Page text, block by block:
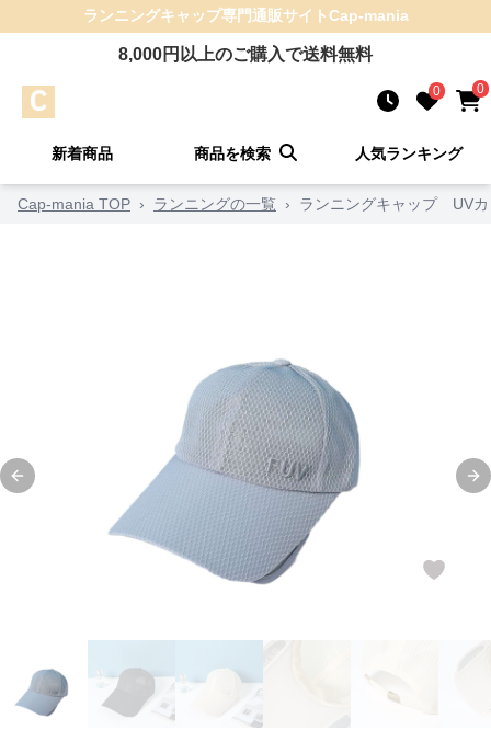
ランニングキャップ専門通販サイトCap-mania
8,000円以上のご購入で送料無料
0 0
新着商品 商品を検索 人気ランキング
Cap-mania TOP › ランニングの一覧 › ランニングキャップ UVカ
Previous slide